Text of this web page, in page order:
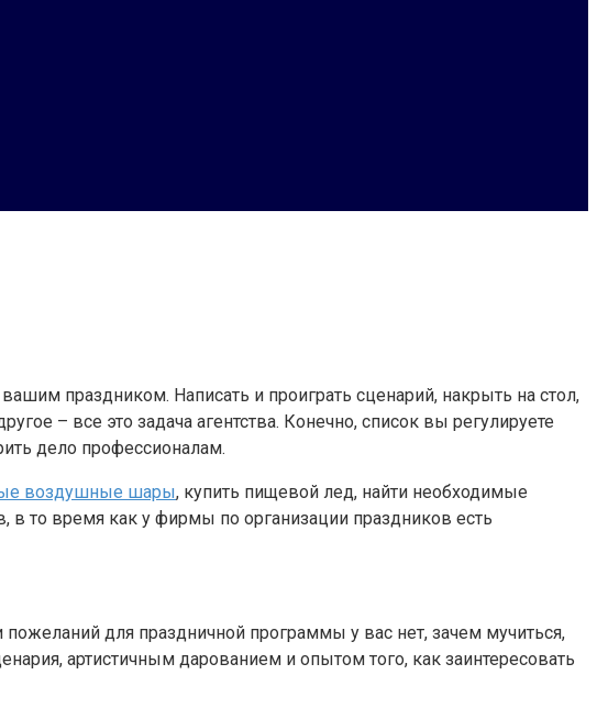
праздником. Написать и проиграть сценарий, накрыть на стол,
– все это задача агентства. Конечно, список вы регулируете
дело профессионалам.
воздушные шары, купить пищевой лед, найти необходимые
в то время как у фирмы по организации праздников есть
для праздничной программы у вас нет, зачем мучиться,
артистичным дарованием и опытом того, как заинтересовать